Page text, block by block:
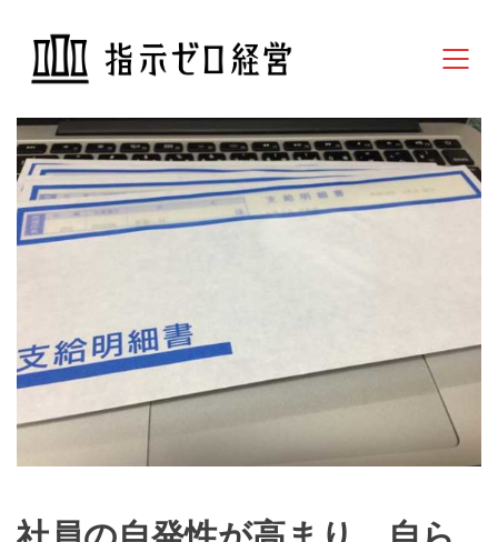
社員の自発性が高まり、自ら